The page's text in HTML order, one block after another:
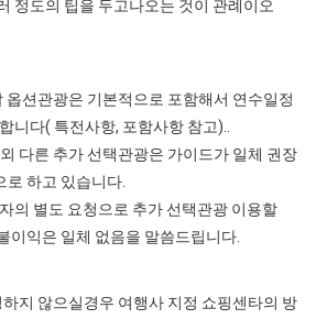
정도의 팁을 두고나오는 것이 관례이오
옵션관광은 기본적으로 포함해서 연수일정
니다( 특전사항, 포함사항 참고)..
다른 추가 선택관광은 가이드가 일체 권장
로 하고 있습니다.
의 별도 요청으로 추가 선택관광 이용할
이익은 일체 없음을 말씀드립니다.
지 않으실경우 여행사 지정 쇼핑센타의 방